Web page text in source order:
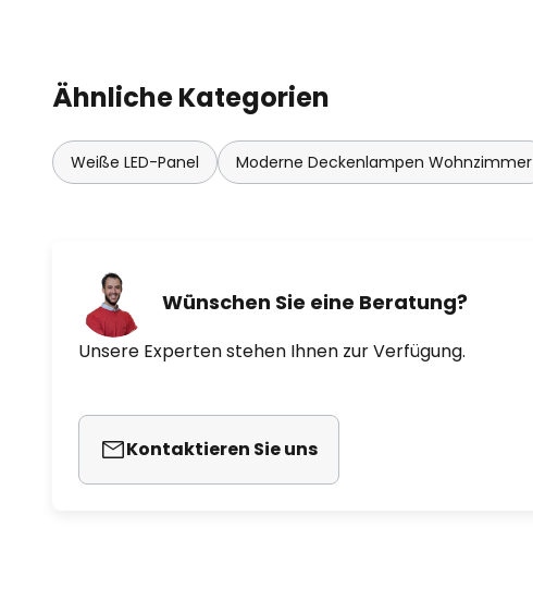
Ähnliche Kategorien
Weiße LED-Panel Moderne Deckenlampen Wohnzimmer
Wünschen Sie eine Beratung?
Unsere Experten stehen Ihnen zur Verfügung.
Kontaktieren Sie uns